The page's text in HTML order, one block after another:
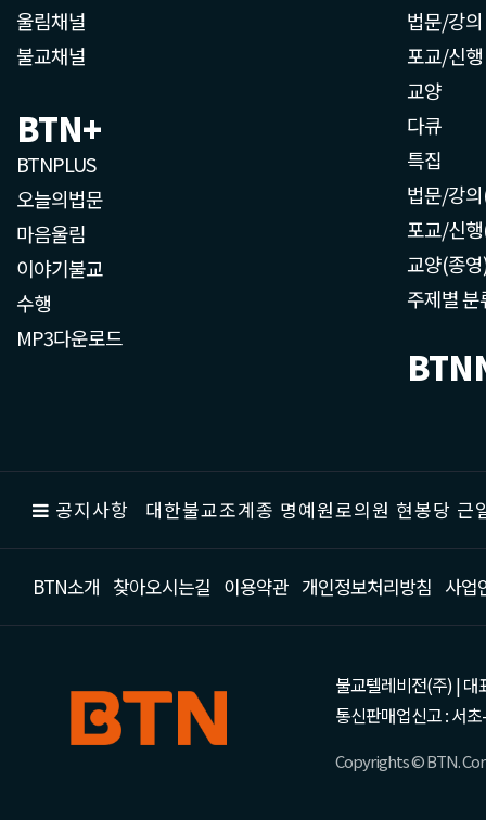
울림채널
불교채널
BTN+
BTNPLUS
오늘의법문
마음울림
이야기불교
수행
MP3다운로드
법문/강의
포교/신행
교양
다큐
특집
법문/강
포교/신
교양(종
주제별 분
공지사항 대한불교조계종 명예원로의원 현봉당
BTN소개 찾아오시는길 이용약관 개인정보처리방침 사업
불교텔레비전(주) | 대
통신판매업신고 : 서
Copyrights © BTN.